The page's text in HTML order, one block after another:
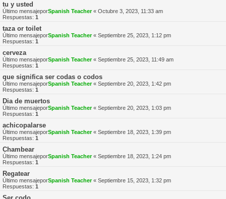
tu y usted
Último mensajeporSpanish Teacher« Octubre 3, 2023, 11:33 am
Respuestas: 1
taza or toilet
Último mensajeporSpanish Teacher« Septiembre 25, 2023, 1:12 pm
Respuestas: 1
cerveza
Último mensajeporSpanish Teacher« Septiembre 25, 2023, 11:49 am
Respuestas: 1
que significa ser codas o codos
Último mensajeporSpanish Teacher« Septiembre 20, 2023, 1:42 pm
Respuestas: 1
Dia de muertos
Último mensajeporSpanish Teacher« Septiembre 20, 2023, 1:03 pm
Respuestas: 1
achicopalarse
Último mensajeporSpanish Teacher« Septiembre 18, 2023, 1:39 pm
Respuestas: 1
Chambear
Último mensajeporSpanish Teacher« Septiembre 18, 2023, 1:24 pm
Respuestas: 1
Regatear
Último mensajeporSpanish Teacher« Septiembre 15, 2023, 1:32 pm
Respuestas: 1